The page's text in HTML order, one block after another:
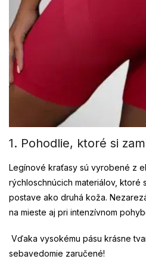
1. Pohodlie, ktoré si
Legínové kraťasy sú vyrobené z
rýchloschnúcich materiálov, ktoré
postave ako druhá koža.
na mieste aj pri intenzívnom
Vďaka vysokému pásu krásne
sebavedomie zaručené!